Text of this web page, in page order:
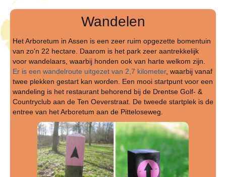
Wandelen
Het Arboretum in Assen is een zeer ruim opgezette bomentuin
van zo'n 22 hectare. Daarom is het park zeer aantrekkelijk
voor wandelaars, waarbij honden ook van harte welkom zijn.
Er is een wandelroute uitgezet van 2,7 kilometer, waarbij vanaf
twee plekken gestart kan worden. Een mooi startpunt voor een
wandeling is het restaurant behorend bij de Drentse Golf- &
Countryclub aan de Ten Oeverstraat. De tweede startplek is de
entree van het Arboretum aan de Pitteloseweg.